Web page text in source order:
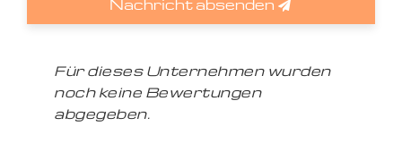
Nachricht absenden
Für dieses Unternehmen wurden
noch keine Bewertungen
abgegeben.